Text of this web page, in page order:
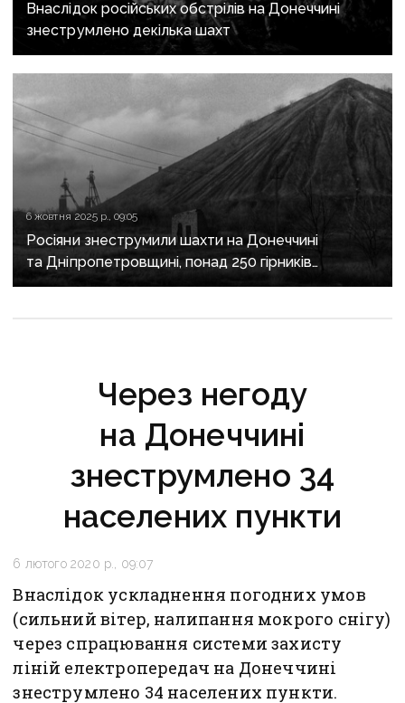
Внаслідок російських обстрілів на Донеччині
знеструмлено декілька шахт
6 жовтня 2025 р., 09:05
Росіяни знеструмили шахти на Донеччині
та Дніпропетровщині, понад 250 гірників
залишилися під землею — Волинець
Через негоду
на Донеччині
знеструмлено 34
населених пункти
6 лютого 2020 р., 09:07
Внаслідок ускладнення погодних умов
(сильний вітер, налипання мокрого снігу)
через спрацювання системи захисту
ліній електропередач на Донеччині
знеструмлено 34 населених пункти.